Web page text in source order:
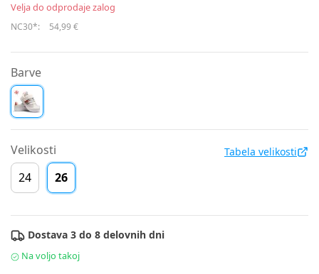
Velja do odprodaje zalog
NC30*: 54,99 €
Barve
Velikosti Tabela velikosti
24 26
Dostava 3 do 8 delovnih dni
Na voljo takoj